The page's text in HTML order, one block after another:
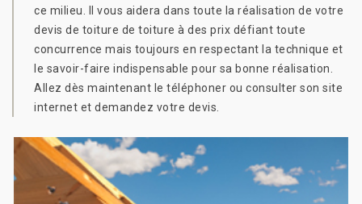
ce milieu. Il vous aidera dans toute la réalisation de votre
devis de toiture de toiture à des prix défiant toute
concurrence mais toujours en respectant la technique et
le savoir-faire indispensable pour sa bonne réalisation.
Allez dès maintenant le téléphoner ou consulter son site
internet et demandez votre devis.